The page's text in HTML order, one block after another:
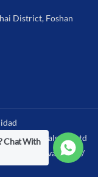
District, Foshan
Materials Co.,Ltd
política de privacidad /
Chat With